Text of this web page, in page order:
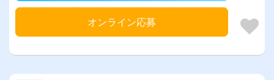
オンライン応募